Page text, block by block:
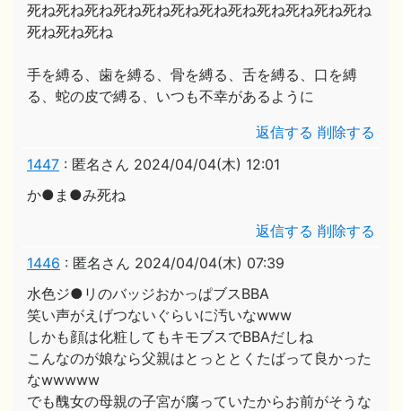
死ね死ね死ね死ね死ね死ね死ね死ね死ね死ね死ね死ね
死ね死ね死ね
手を縛る、歯を縛る、骨を縛る、舌を縛る、口を縛
る、蛇の皮で縛る、いつも不幸があるように
返信する 削除する
1447 : 匿名さん 2024/04/04(木) 12:01
か●ま●み死ね
返信する 削除する
1446 : 匿名さん 2024/04/04(木) 07:39
水色ジ●リのバッジおかっぱブスBBA
笑い声がえげつないぐらいに汚いなwww
しかも顔は化粧してもキモブスでBBAだしね
こんなのが娘なら父親はとっととくたばって良かった
なwwwww
でも醜女の母親の子宮が腐っていたからお前がそうな